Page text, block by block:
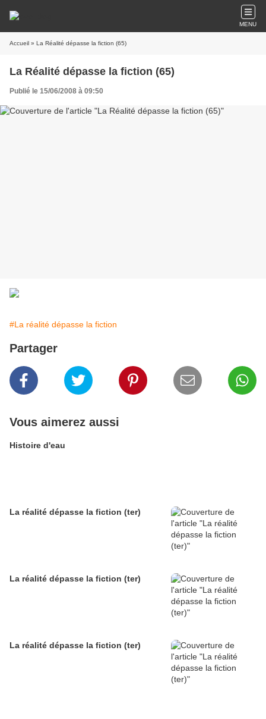
MENU
Accueil » La Réalité dépasse la fiction (65)
La Réalité dépasse la fiction (65)
Publié le 15/06/2008 à 09:50
#La réalité dépasse la fiction
Partager
Vous aimerez aussi
Histoire d'eau
La réalité dépasse la fiction (ter)
La réalité dépasse la fiction (ter)
La réalité dépasse la fiction (ter)